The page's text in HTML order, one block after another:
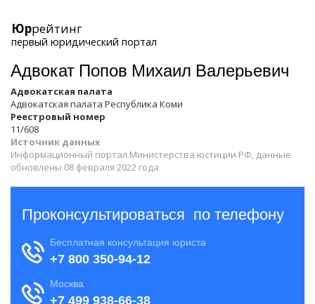
Юррейтинг
первый юридический портал
Адвокат Попов Михаил Валерьевич
Адвокатская палата
Адвокатская палата Республика Коми
Реестровый номер
11/608
Источник данных
Информационный портал Министерства юстиции РФ, данные
обновлены 08 февраля 2022 года